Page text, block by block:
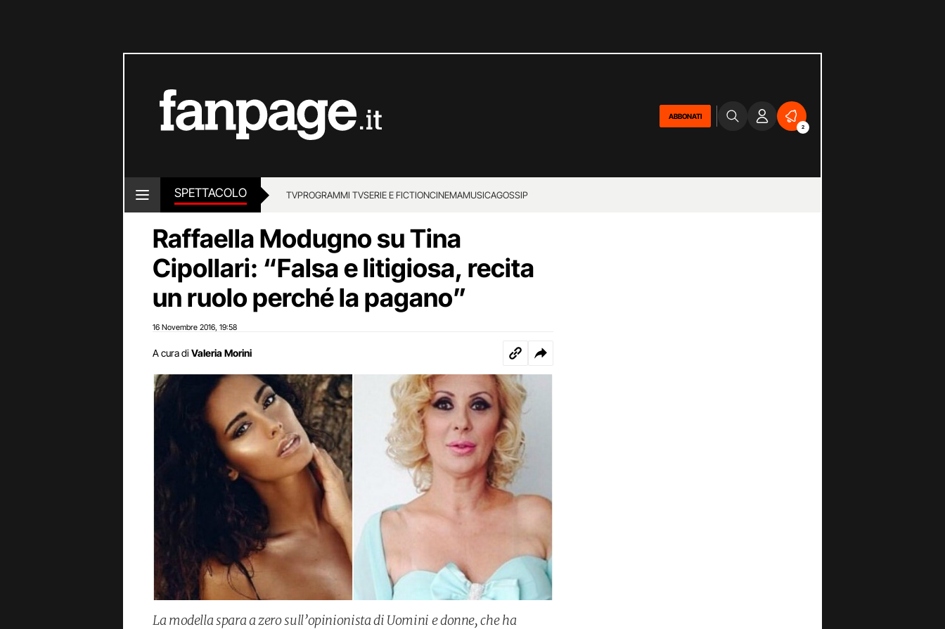
ABBONATI
2
SPETTACOLO TVPROGRAMMI TVSERIE E FICTIONCINEMAMUSICAGOSSIP
Raffaella Modugno su Tina
Cipollari: “Falsa e litigiosa, recita
un ruolo perché la pagano”
16 Novembre 2016 19:58
A cura di Valeria Morini
La modella spara a zero sull’opinionista di Uomini e donne, che ha